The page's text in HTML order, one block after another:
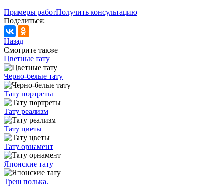
Примеры работПолучить консультацию
Поделиться:
Назад
Смотрите также
Цветные тату
Черно-белые тату
Тату портреты
Тату реализм
Тату цветы
Тату орнамент
Японские тату
Треш полька.